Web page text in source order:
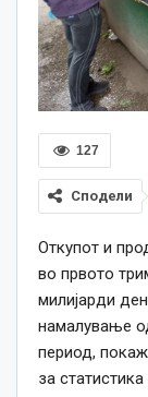
127
Сподели
Oткупот и
во првото
милијарди
намалување
период,
за